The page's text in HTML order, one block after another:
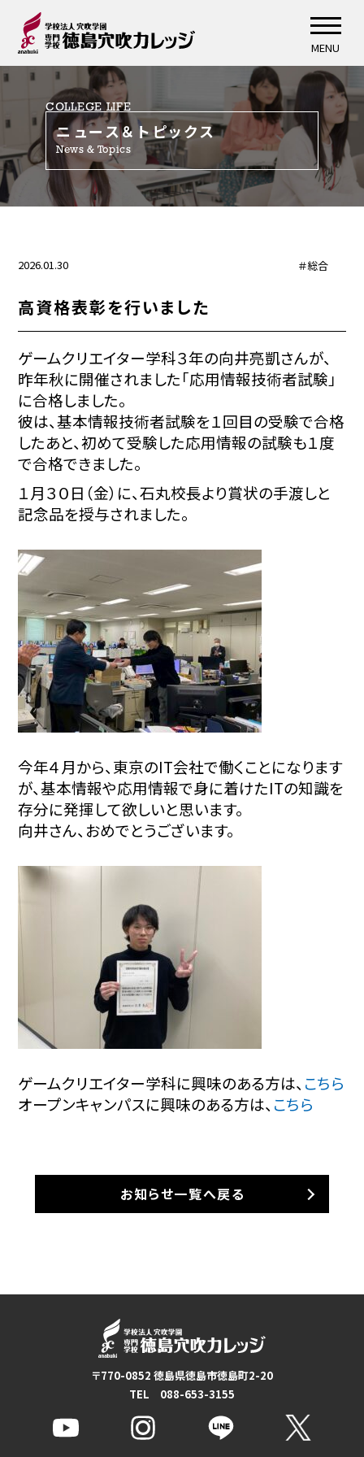
MENU
COLLEGE LIFE
ニュース＆トピックス
News & Topics
2026.01.30 ＃総合
高資格表彰を行いました
ゲームクリエイター学科３年の向井亮凱さんが、
昨年秋に開催されました「応用情報技術者試験」
に合格しました。
彼は、基本情報技術者試験を１回目の受験で合格
したあと、初めて受験した応用情報の試験も１度
で合格できました。
１月３０日（金）に、石丸校長より賞状の手渡しと
記念品を授与されました。
今年４月から、東京のIT会社で働くことになります
が、基本情報や応用情報で身に着けたITの知識を
存分に発揮して欲しいと思います。
向井さん、おめでとうございます。
ゲームクリエイター学科に興味のある方は、 こちら
オープンキャンパスに興味のある方は、 こちら
お知らせ一覧へ戻る
〒770-0852 徳島県徳島市徳島町2-20
TEL 088-653-3155